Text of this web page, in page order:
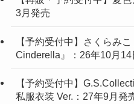
3月発売
【予約受付中】さくらみ
Cinderella』：26年10月14
【予約受付中】
私服衣装 Ver.：27年9月発